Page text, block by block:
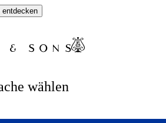
entdecken
wählen